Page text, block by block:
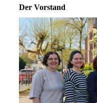
Der Vorstand